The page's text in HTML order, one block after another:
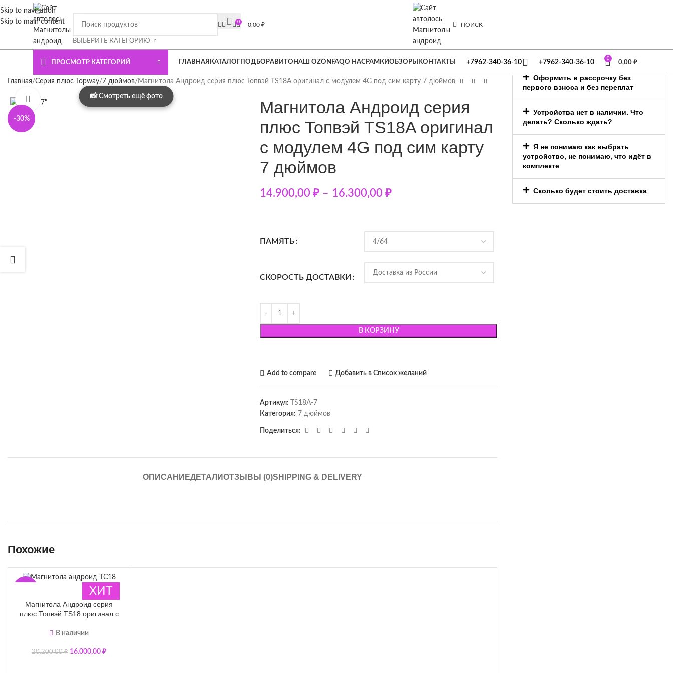
Skip to navigation
Skip to main content
ВЫБЕРИТЕ КАТЕГОРИЮ
0 0,00 ₽ ПОИСК
ПРОСМОТР КАТЕГОРИЙ ГЛАВНАЯ КАТАЛОГ ПОДБОРАВИТО НАШ OZON FAQО НАСРАМКИОБЗОРЫ КОНТАКТЫ +7962-340-36-10 +7962-340-36-10
0
0,00 ₽
Главная Серия плюс Topway 7 дюймов Магнитола Андроид серия плюс Топвэй TS18A оригинал с модулем 4G под сим карту 7 дюймов
-30%
Нажмите, чтобы увеличить
Магнитола Андроид серия
плюс Топвэй TS18A оригинал
с модулем 4G под сим карту
7 дюймов
14.900,00 ₽ – 16.300,00 ₽
ПАМЯТЬ
СКОРОСТЬ ДОСТАВКИ
В КОРЗИНУ
Add to compare Добавить в Список желаний
Артикул:
TS18A-7
Категория: 7 дюймов
Поделиться:
ОПИСАНИЕДЕТАЛИОТЗЫВЫ (0)SHIPPING & DELIVERY
Похожие
ХИТ
Магнитола Андроид серия
плюс Топвэй TS18 оригинал с
дюймов DSP(9863)
В наличии
20.200,00₽ 16.000,00 ₽
Оформить в рассрочку без
первого взноса и без переплат
Устройства нет в наличии. Что
делать? Сколько ждать?
Я не понимаю как выбрать
устройство, не понимаю, что идёт в
комплекте
Сколько будет стоить доставка
ВНИМАНИЕ СЮДА!!!! При покупке магнитолы Плюс или Премиум лицензия в подарок. Подробности на главной странице или нажмите СЮДА